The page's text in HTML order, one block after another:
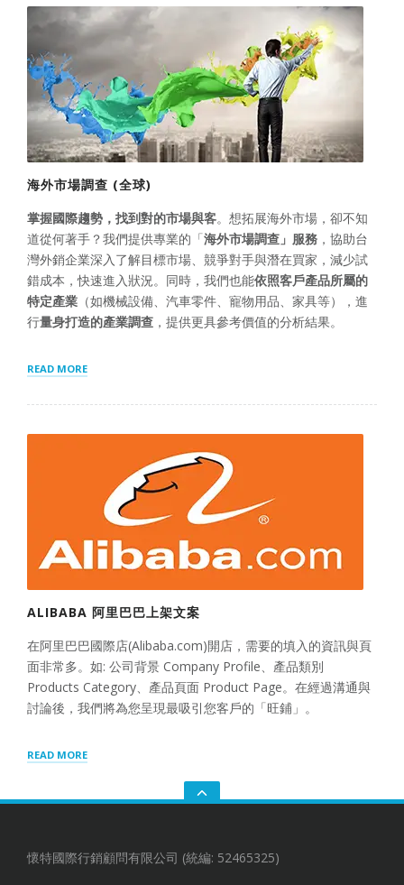
架
文
案”
海外市場調查 (全球)
掌握國際趨勢，找到對的市場與客。想拓展海外市場，卻不知
道從何著手？我們提供專業的「海外市場調查」服務 ，協助台
灣外銷企業深入了解目標市場、競爭對手與潛在買家，減少試
錯成本，快速進入狀況。同時，我們也能依照客戶產品所屬的
特定產業 （如機械設備、汽車零件、寵物用品、家具等），進
行量身打造的產業調查 ，提供更具參考價值的分析結果。
READ MORE“海
外
場
查
ALIBABA 阿里巴巴上架文案
在阿里巴巴國際店(Alibaba.com)開店，需要的填入的資訊與頁
面非常多。如: 公司背景 Company Profile、產品類別
Products Category、產品頁面 Product Page。在經過溝通與
討論後，我們將為您呈現最吸引您客戶的「旺鋪」。
READ MORE“ALIBABA
阿
巴
案”
GO
懷特國際行銷顧問有限公司 (統編: 52465325)